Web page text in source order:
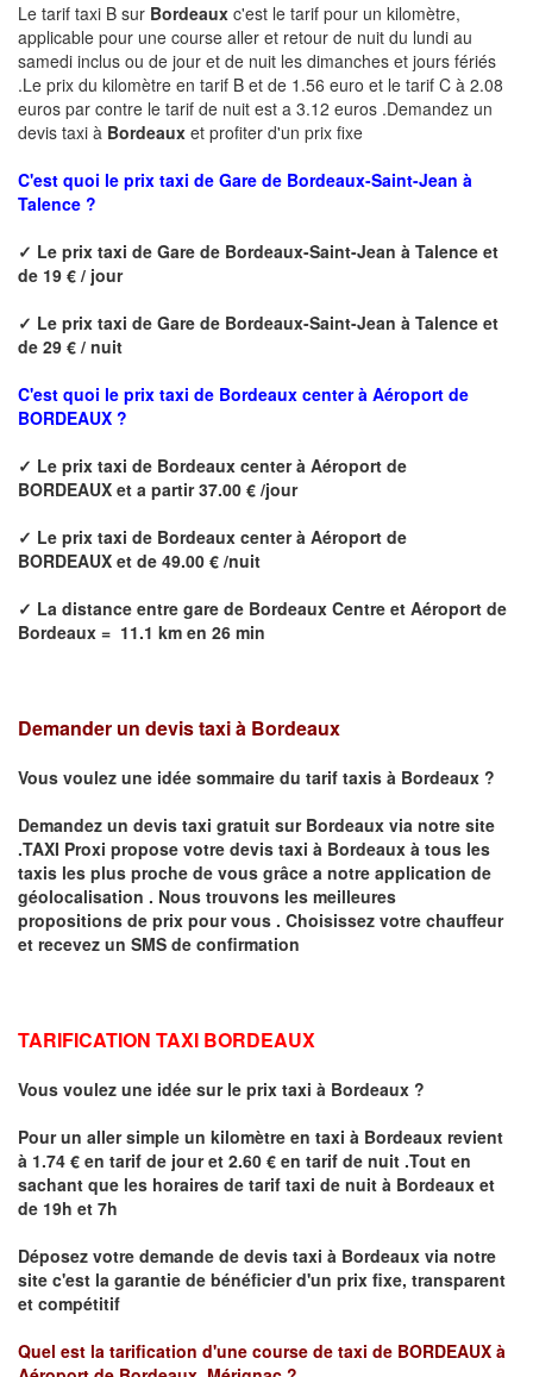
Le tarif taxi B sur Bordeaux c'est le tarif pour un kilomètre,
applicable pour une course aller et retour de nuit du lundi au
samedi inclus ou de jour et de nuit les dimanches et jours fériés
.Le prix du kilomètre en tarif B et de 1.56 euro et le tarif C à 2.08
euros par contre le tarif de nuit est a 3.12 euros .Demandez un
devis taxi à Bordeaux et profiter d'un prix fixe
C'est quoi le prix taxi de Gare de Bordeaux-Saint-Jean à
Talence ?
✓ Le prix taxi de Gare de Bordeaux-Saint-Jean à Talence et
de 19 € / jour
✓ Le prix taxi de Gare de Bordeaux-Saint-Jean à Talence et
de 29 € / nuit
C'est quoi le prix taxi de Bordeaux center à Aéroport de
BORDEAUX ?
✓ Le prix taxi de Bordeaux center à Aéroport de
BORDEAUX et a partir 37.00 € /jour
✓ Le prix taxi de Bordeaux center à Aéroport de
BORDEAUX et de 49.00 € /nuit
✓ La distance entre gare de Bordeaux Centre et Aéroport de
Bordeaux = 11.1 km en 26 min
Demander un devis taxi à Bordeaux
Vous voulez une idée sommaire du tarif taxis à Bordeaux ?
Demandez un devis taxi gratuit sur Bordeaux via notre site
.TAXI Proxi propose votre devis taxi à Bordeaux à tous les
taxis les plus proche de vous grâce a notre application de
géolocalisation . Nous trouvons les meilleures
propositions de prix pour vous . Choisissez votre chauffeur
et recevez un SMS de confirmation
TARIFICATION TAXI BORDEAUX
Vous voulez une idée sur le prix taxi à Bordeaux ?
Pour un aller simple un kilomètre en taxi à Bordeaux revient
à 1.74 € en tarif de jour et 2.60 € en tarif de nuit .Tout en
sachant que les horaires de tarif taxi de nuit à Bordeaux et
de 19h et 7h
Déposez votre demande de devis taxi à Bordeaux via notre
site c'est la garantie de bénéficier d'un prix fixe, transparent
et compétitif
Quel est la tarification d'une course de taxi de BORDEAUX à